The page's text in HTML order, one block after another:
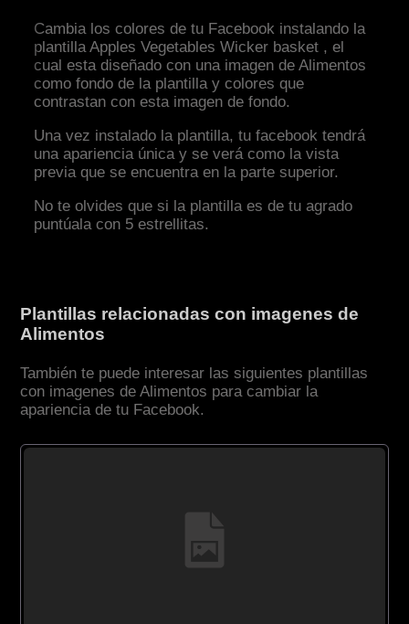
Cambia los colores de tu Facebook instalando la
plantilla Apples Vegetables Wicker basket , el
cual esta diseñado con una imagen de Alimentos
como fondo de la plantilla y colores que
contrastan con esta imagen de fondo.
Una vez instalado la plantilla, tu facebook tendrá
una apariencia única y se verá como la vista
previa que se encuentra en la parte superior.
No te olvides que si la plantilla es de tu agrado
puntúala con 5 estrellitas.
Plantillas relacionadas con imagenes de
Alimentos
También te puede interesar las siguientes plantillas
con imagenes de Alimentos para cambiar la
apariencia de tu Facebook.